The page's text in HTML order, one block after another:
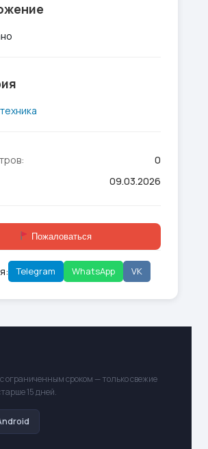
0
09.03.2026
Пожаловаться
Telegram WhatsApp VK
ограниченным сроком — только свежие
15 дней.